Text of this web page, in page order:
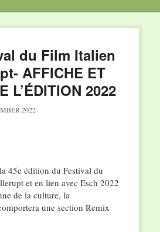
du Film Italien
AFFICHE ET
L’ÉDITION 2022
2022
45e édition du Festival du
et en lien avec Esch 2022
de la culture, la
une section Remix